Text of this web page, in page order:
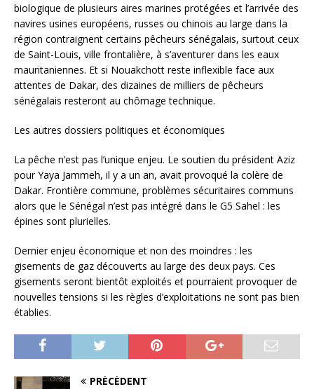
biologique de plusieurs aires marines protégées et l’arrivée des
navires usines européens, russes ou chinois au large dans la
région contraignent certains pêcheurs sénégalais, surtout ceux
de Saint-Louis, ville frontalière, à s’aventurer dans les eaux
mauritaniennes. Et si Nouakchott reste inflexible face aux
attentes de Dakar, des dizaines de milliers de pêcheurs
sénégalais resteront au chômage technique.
Les autres dossiers politiques et économiques
La pêche n’est pas l’unique enjeu. Le soutien du président Aziz
pour Yaya Jammeh, il y a un an, avait provoqué la colère de
Dakar. Frontière commune, problèmes sécuritaires communs
alors que le Sénégal n’est pas intégré dans le G5 Sahel : les
épines sont plurielles.
Dernier enjeu économique et non des moindres : les
gisements de gaz découverts au large des deux pays. Ces
gisements seront bientôt exploités et pourraient provoquer de
nouvelles tensions si les règles d’exploitations ne sont pas bien
établies.
PRÉCÉDENT